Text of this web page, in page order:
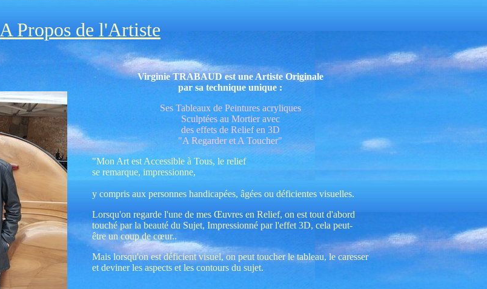
A Propos de l'Artiste
Virginie TRABAUD est une Artiste Originale
par sa technique unique :
Ses Tableaux de Peintures acryliques
Sculptées au Mortier avec
des effets de Relief en 3D
"A Regarder et A Toucher"
"Mon Art est Accessible à Tous, le relief
se remarque, impressionne,
y compris aux personnes handicapées, âgées ou déficientes visuelles.
Lorsqu'on regarde l'une de mes Œuvres en Relief, on est tout d'abord
touché par la beauté du Sujet, Impressionné par l'effet 3D, cela peut-
être un coup de cœur..
Mais lorsqu'on est déficient visuel, on peut toucher le tableau, le caresser
et deviner les aspects et les contours du sujet.